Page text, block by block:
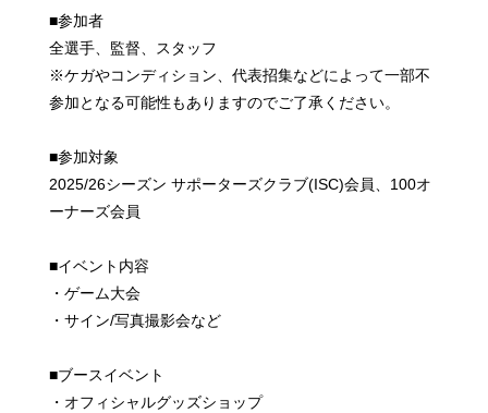
■参加者
全選手、監督、スタッフ
※ケガやコンディション、代表招集などによって一部不
参加となる可能性もありますのでご了承ください。
■参加対象
2025/26シーズン サポーターズクラブ(ISC)会員、100オ
ーナーズ会員
■イベント内容
・ゲーム大会
・サイン/写真撮影会など
■ブースイベント
・オフィシャルグッズショップ